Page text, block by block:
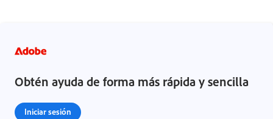
Obtén ayuda de forma más rápida y sencilla
Iniciar sesión